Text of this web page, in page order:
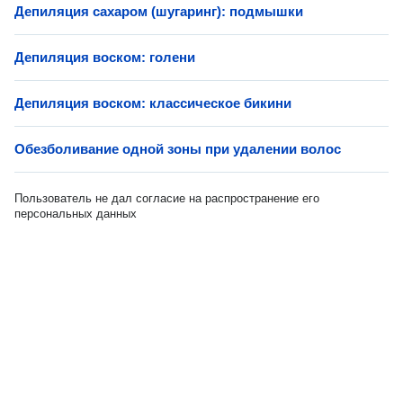
Депиляция сахаром (шугаринг): подмышки
Депиляция воском: голени
Депиляция воском: классическое бикини
Обезболивание одной зоны при удалении волос
Пользователь не дал согласие на распространение его
персональных данных